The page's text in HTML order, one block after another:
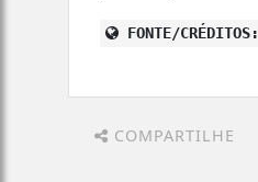
FONTE/CRÉDITOS:
COMPARTILHE